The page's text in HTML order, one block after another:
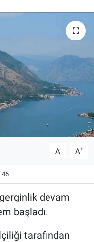
A- A+
devam
başladı.
tarafından